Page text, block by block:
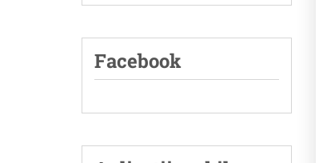
Facebook